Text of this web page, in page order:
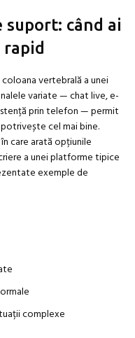
suport: când ai
vertebrală a unei
variate — chat live, e-
prin telefon — permit
cel mai bine.
care arată opțiunile
a unei platforme tipice
exemple de
complexe